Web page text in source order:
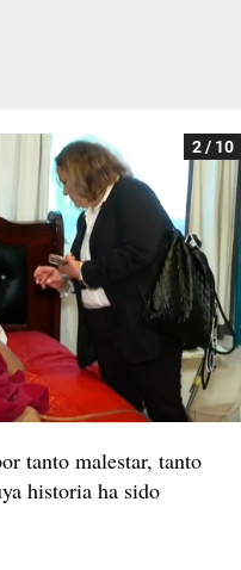
2 / 10
tanto malestar, tanto
historia ha sido